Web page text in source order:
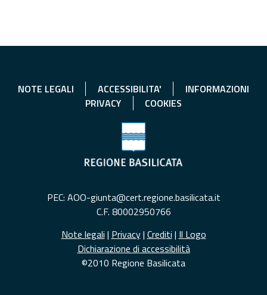
NOTE LEGALI ACCESSIBILITA'
INFORMAZIONI
PRIVACY
COOKIES
PEC: AOO-giunta@cert.regione.basilicata.it
C.F. 80002950766
Note legali | Privacy| Crediti | Il Logo
Dichiarazione di accessibilità
©2010 Regione Basilicata